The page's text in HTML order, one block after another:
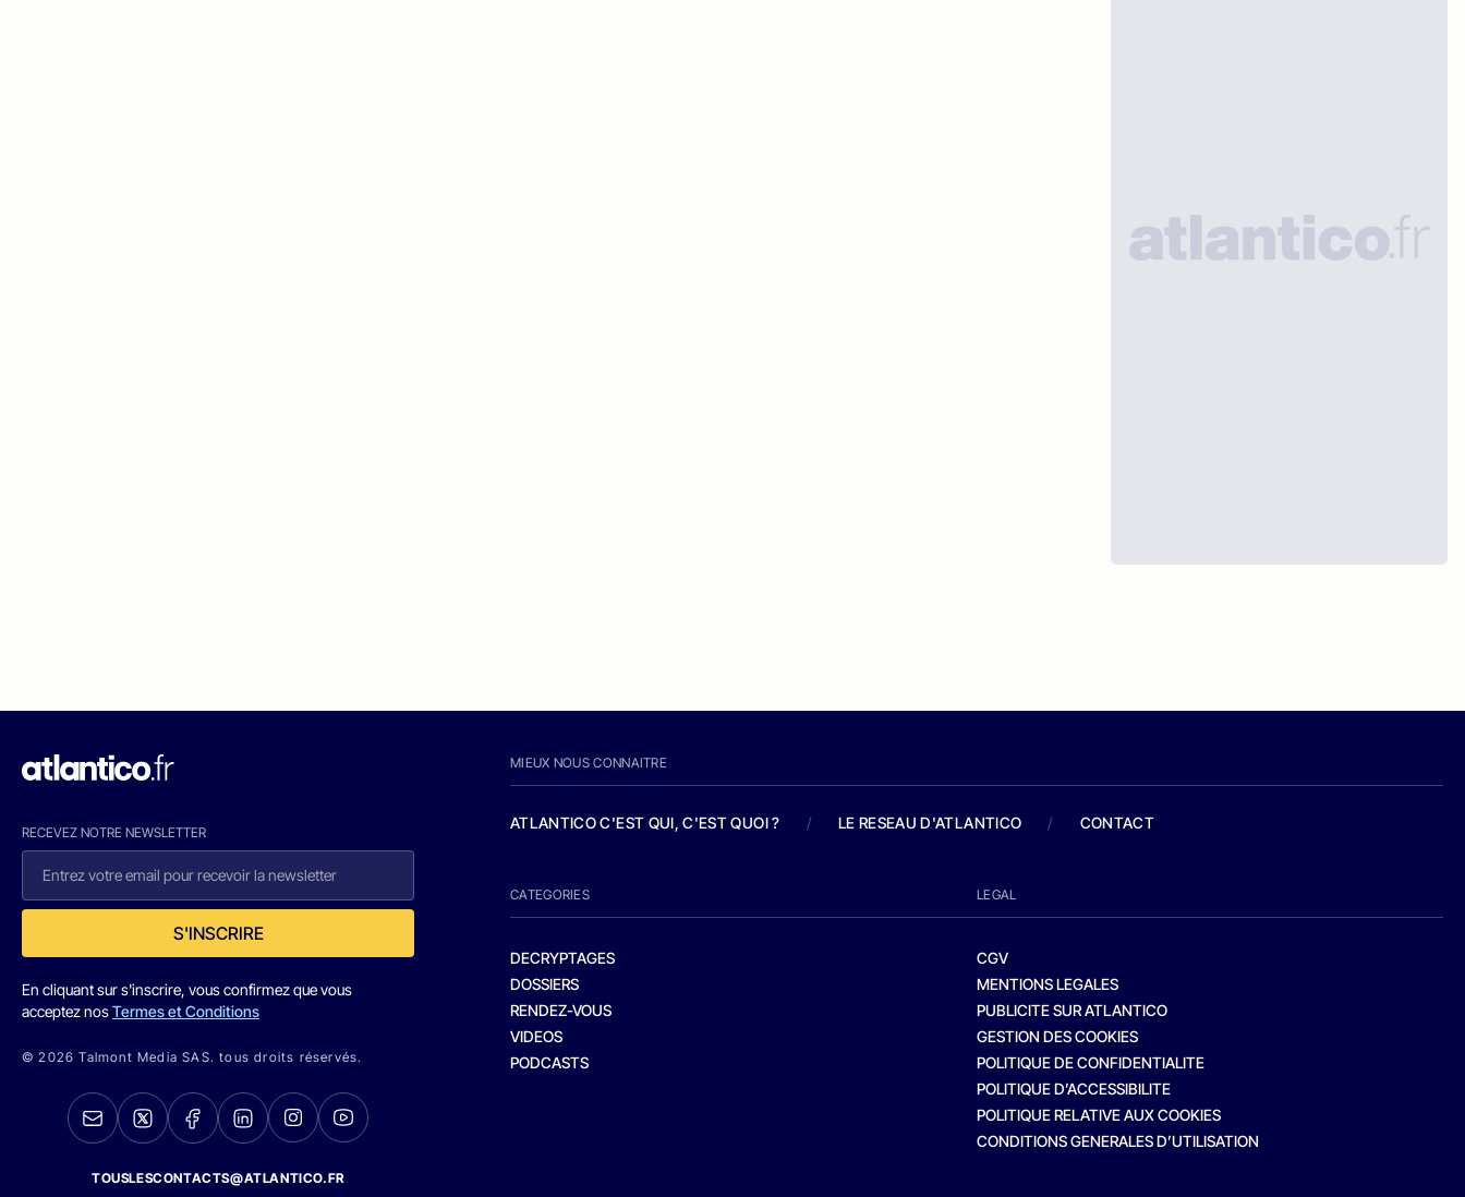
RECEVEZ NOTRE NEWSLETTER
S'INSCRIRE
En cliquant sur s'inscrire, vous confirmez que vous
acceptez nosTermes et Conditions
© 2026 Talmont Media SAS. tous droits réservés.
TOUSLESCONTACTS@ATLANTICO.FR
MIEUX NOUS CONNAITRE
ATLANTICO C'EST QUI, C'EST QUOI ? / LE RESEAU D'ATLANTICO / CONTACT
CATEGORIES
DECRYPTAGES
DOSSIERS
RENDEZ-VOUS
VIDEOS
PODCASTS
LEGAL
CGV
MENTIONS LEGALES
PUBLICITE SUR ATLANTICO
GESTION DES COOKIES
POLITIQUE DE CONFIDENTIALITE
POLITIQUE D’ACCESSIBILITE
POLITIQUE RELATIVE AUX COOKIES
CONDITIONS GENERALES D’UTILISATION